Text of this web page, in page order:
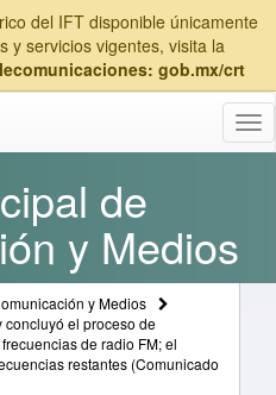
del IFT disponible únicamente
y servicios vigentes, visita la
gob.mx/crt
de
y Medios
y Medios
concluyó el proceso de
de radio FM; el
restantes (Comunicado